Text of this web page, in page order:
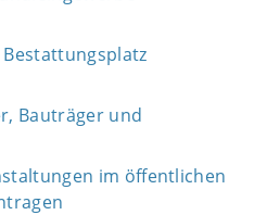
Bauträger und
im öffentlichen